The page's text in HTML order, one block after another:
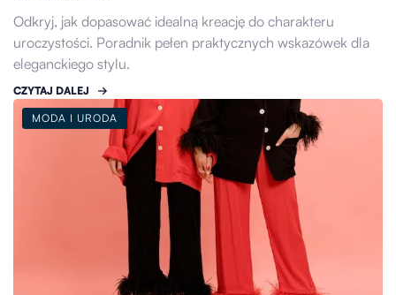
Odkryj, jak dopasować idealną kreację do charakteru
uroczystości. Poradnik pełen praktycznych wskazówek dla
eleganckiego stylu.
CZYTAJ DALEJ
MODA I URODA